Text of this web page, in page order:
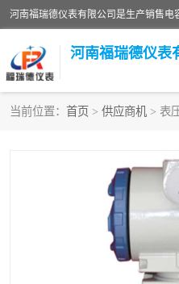
河南福瑞德仪表
当前位置： 首页 > 供应商机 > 表